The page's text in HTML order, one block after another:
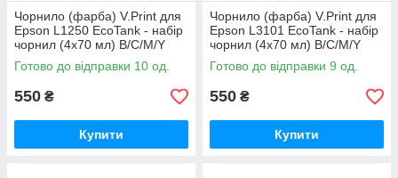
Чорнило (фарба) V.Print для
Epson L1250 EcoTank - набір
чорнил (4х70 мл) B/C/M/Y
Готово до відправки 10 од.
550 ₴
Купити
Чорнило (фарба) V.Print для
Epson L3101 EcoTank - набір
чорнил (4х70 мл) B/C/M/Y
Готово до відправки 9 од.
550 ₴
Купити